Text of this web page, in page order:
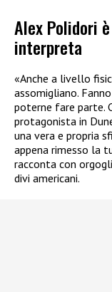
Alex Polidori
interpreta
«Anche a livello
assomigliano.
poterne fare parte.
protagonista in
una vera e propria
appena rimesso la
racconta con
divi americani.